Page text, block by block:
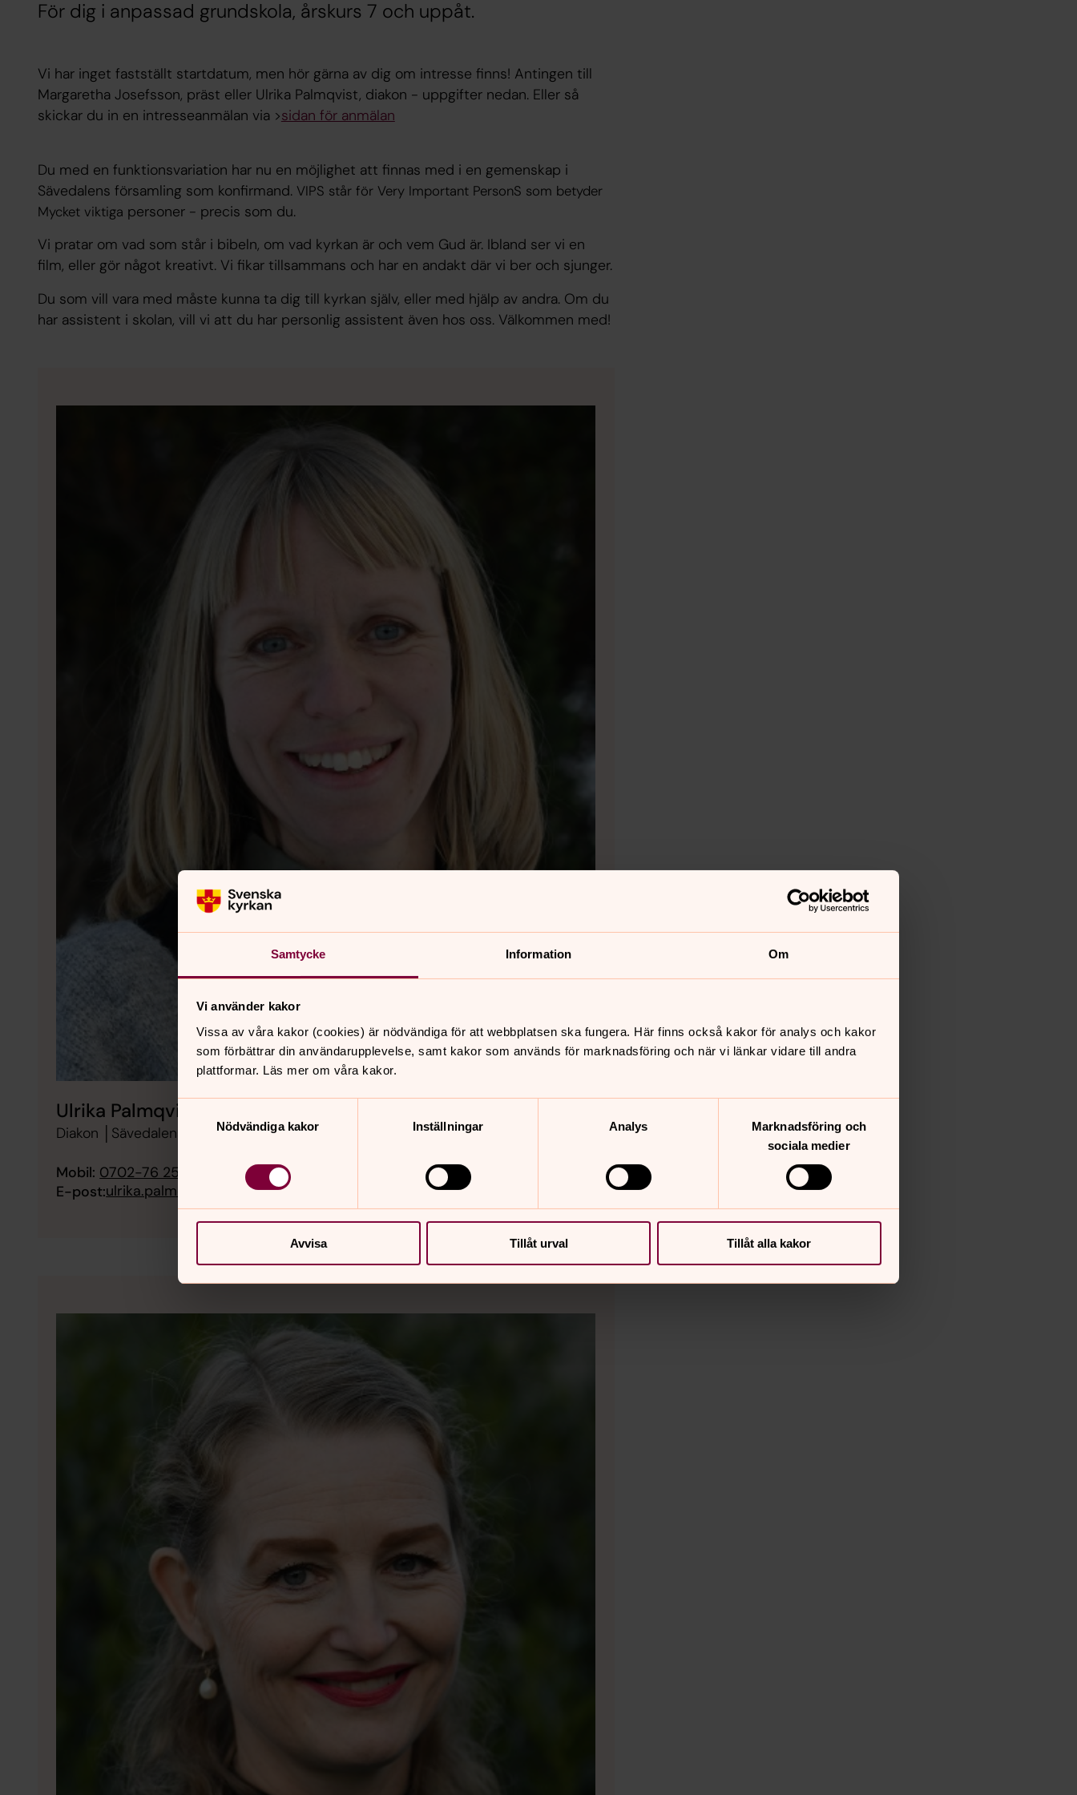
Samtycke Information Om
Vi använder kakor
Vissa av våra kakor (cookies) är nödvändiga för att webbplatsen ska fungera. Här finns också kakor för analys och kakor
som förbättrar din användarupplevelse, samt kakor som används för marknadsföring och när vi länkar vidare till andra
plattformar. Läs mer om våra kakor.
Samtyckesval
Nödvändiga kakor
Inställningar Analys
Marknadsföring och
sociala medier
Avvisa Tillåt urval Tillåt alla kakor
För dig i anpassad grundskola, årskurs 7 och uppåt.
Vi har inget fastställt startdatum, men hör gärna av dig om intresse finns! Antingen till
Margaretha Josefsson, präst eller Ulrika Palmqvist, diakon - uppgifter nedan. Eller så
skickar du in en intresseanmälan via >sidan för anmälan
Du med en funktionsvariation har nu en möjlighet att finnas med i en gemenskap i
Sävedalens församling som konfirmand. VIPS står för Very Important PersonS som betyder
Mycket viktiga personer - precis som du.
Vi pratar om vad som står i bibeln, om vad kyrkan är och vem Gud är. Ibland ser vi en
film, eller gör något kreativt. Vi fikar tillsammans och har en andakt där vi ber och sjunger.
Du som vill vara med måste kunna ta dig till kyrkan själv, eller med hjälp av andra. Om du
har assistent i skolan, vill vi att du har personlig assistent även hos oss. Välkommen med!
Ulrika Palmqvist
Diakon │Sävedalens församling,
Mobil: 0702-76 25 00
E-post:ulrika.palmqvist@svenskakyrkan.se